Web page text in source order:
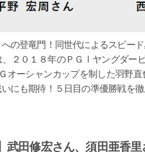
の登竜門！同世代によるスピー
２０１８年のＰＧⅠヤングダー
オーシャンカップを制した羽野
にも期待！５日目の準優勝戦を
武田修宏さん、須田亜香